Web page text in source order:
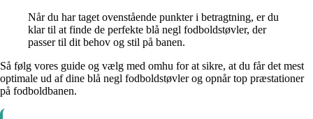
Når du har taget ovenstående punkter i betragtning, er du
klar til at finde de perfekte blå negl fodboldstøvler, der
passer til dit behov og stil på banen.
Så følg vores guide og vælg med omhu for at sikre, at du får det mest
optimale ud af dine blå negl fodboldstøvler og opnår top præstationer
på fodboldbanen.